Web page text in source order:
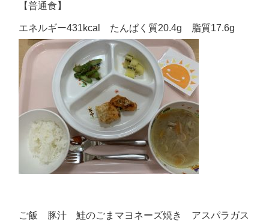
【普通食】
エネルギー431kcal たんぱく質20.4g 脂質17.6g
ご飯 豚汁 鮭のごまマヨネーズ焼き アスパラガス